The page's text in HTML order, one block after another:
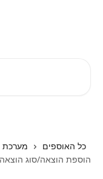
כל האוספים מערכת
הוספת הוצאה/סוג הוצאה